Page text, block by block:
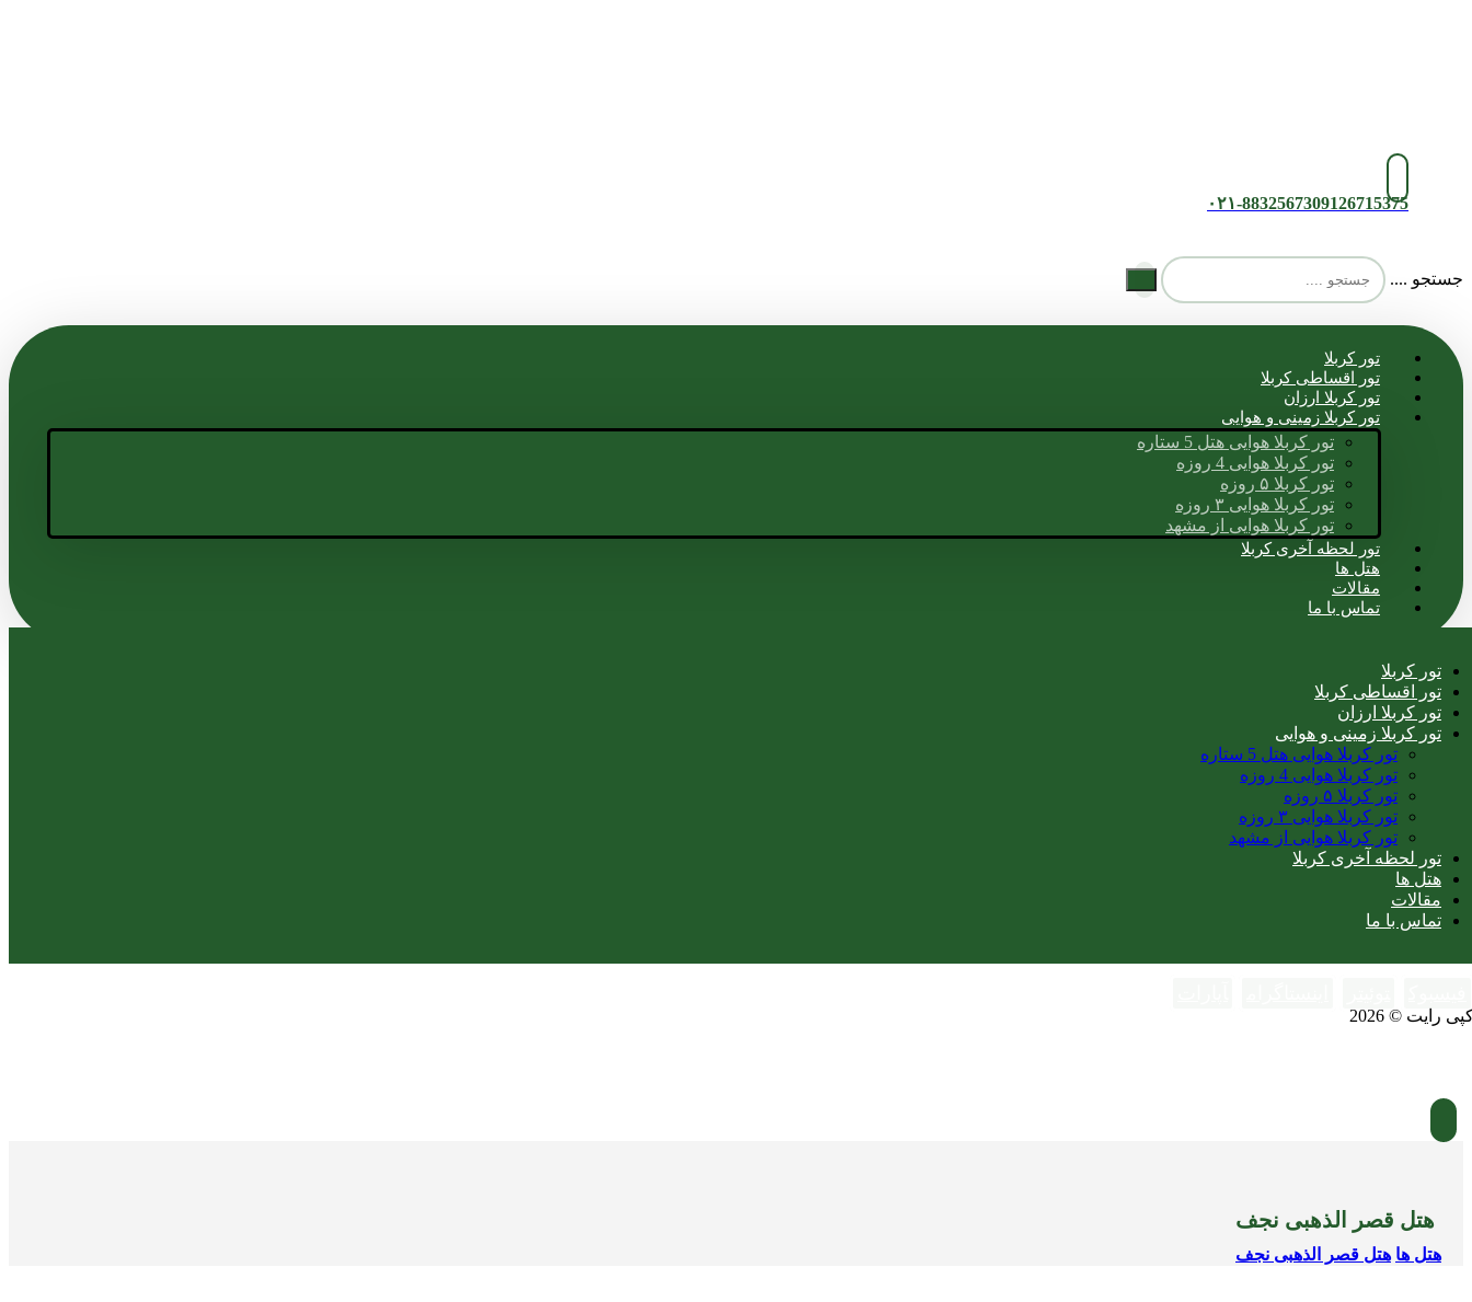
۰۲۱-8832567309126715375
جستجو ....
تور کربلا
تور اقساطی کربلا
تور کربلا ارزان
تور کربلا زمینی و هوایی
تور کربلا هوایی هتل 5 ستاره
تور کربلا هوایی 4 روزه
تور کربلا ۵ روزه
تور کربلا هوایی ۳ روزه
تور کربلا هوایی از مشهد
تور لحظه آخری کربلا
هتل ها
مقالات
تماس با ما
تور کربلا
تور اقساطی کربلا
تور کربلا ارزان
تور کربلا زمینی و هوایی
تور کربلا هوایی هتل 5 ستاره
تور کربلا هوایی 4 روزه
تور کربلا ۵ روزه
تور کربلا هوایی ۳ روزه
تور کربلا هوایی از مشهد
تور لحظه آخری کربلا
هتل ها
مقالات
تماس با ما
رایت © 2026
هتل قصر الذهبی نجف
هتل ها هتل قصر الذهبی نجف